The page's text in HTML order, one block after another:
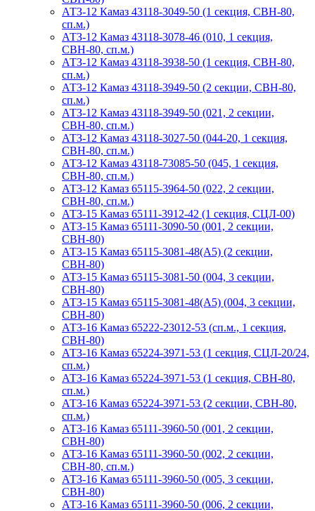
АТЗ-12 Камаз 43118-3049-50 (1 секция, СВН-80,
сп.м.)
АТЗ-12 Камаз 43118-3078-46 (010, 1 секция,
СВН-80, сп.м.)
АТЗ-12 Камаз 43118-3938-50 (1 секция, СВН-80,
сп.м.)
АТЗ-12 Камаз 43118-3949-50 (2 секции, СВН-80,
сп.м.)
АТЗ-12 Камаз 43118-3949-50 (021, 2 секции,
СВН-80, сп.м.)
АТЗ-12 Камаз 43118-3027-50 (044-20, 1 секция,
СВН-80, сп.м.)
АТЗ-12 Камаз 43118-73085-50 (045, 1 секция,
СВН-80, сп.м.)
АТЗ-12 Камаз 65115-3964-50 (022, 2 секции,
СВН-80, сп.м.)
АТЗ-15 Камаз 65111-3912-42 (1 секция, СЦЛ-00)
АТЗ-15 Камаз 65111-3090-50 (001, 2 секции,
СВН-80)
АТЗ-15 Камаз 65115-3081-48(А5) (2 секции,
СВН-80)
АТЗ-15 Камаз 65115-3081-50 (004, 3 секции,
СВН-80)
АТЗ-15 Камаз 65115-3081-48(А5) (004, 3 секции,
СВН-80)
АТЗ-16 Камаз 65222-23012-53 (сп.м., 1 секция,
СВН-80)
АТЗ-16 Камаз 65224-3971-53 (1 секция, СЦЛ-20/24,
сп.м.)
АТЗ-16 Камаз 65224-3971-53 (1 секция, СВН-80,
сп.м.)
АТЗ-16 Камаз 65224-3971-53 (2 секции, СВН-80,
сп.м.)
АТЗ-16 Камаз 65111-3960-50 (001, 2 секции,
СВН-80)
АТЗ-16 Камаз 65111-3960-50 (002, 2 секции,
СВН-80, сп.м.)
АТЗ-16 Камаз 65111-3960-50 (005, 3 секции,
СВН-80)
АТЗ-16 Камаз 65111-3960-50 (006, 2 секции,